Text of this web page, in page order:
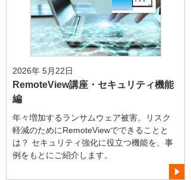
2026年 5月22日
RemoteView講座・セキュリティ機能
編
年々増加するランサムウェア被害。リスク
軽減のためにRemoteViewでできることと
は？ セキュリティ強化に役立つ機能を、事
例をもとにご紹介します。